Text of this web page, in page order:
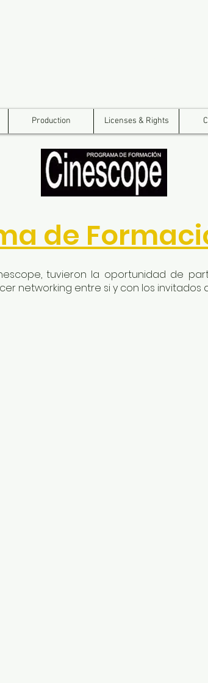
Production Licenses & Rights
de
tuvieron la oportunidad de
networking entre si y con los invitados